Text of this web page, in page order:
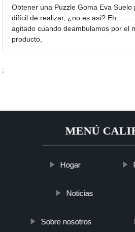
Obtener una Puzzle Goma Eva
difícil de realizar, ¿no es así? Eh……..
agitado cuando deambulamos por el
producto,
;
MENÚ
Hogar
Noticias
Sobre nosotros